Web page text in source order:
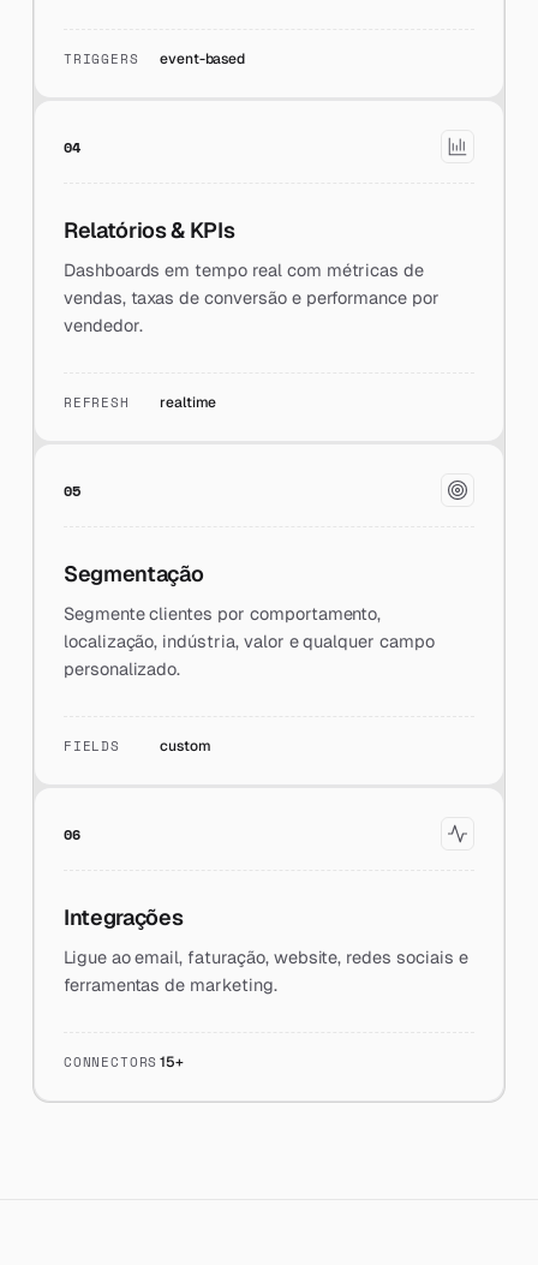
TRIGGERS event-based
04
Relatórios & KPIs
Dashboards em tempo real com métricas de
vendas, taxas de conversão e performance por
vendedor.
REFRESH realtime
05
Segmentação
Segmente clientes por comportamento,
localização, indústria, valor e qualquer campo
personalizado.
FIELDS custom
06
Integrações
Ligue ao email, faturação, website, redes sociais e
ferramentas de marketing.
CONNECTORS 15+